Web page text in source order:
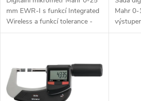
k
ů
u
k
t
ů
mm EWR-I s funkcí Integrated
Wireless a funkcí tolerance -
IP65.
Mahr 0-
INOX,